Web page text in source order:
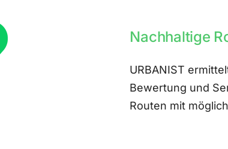
Nachhaltige
URBANIST
Bewertung und
Routen mit